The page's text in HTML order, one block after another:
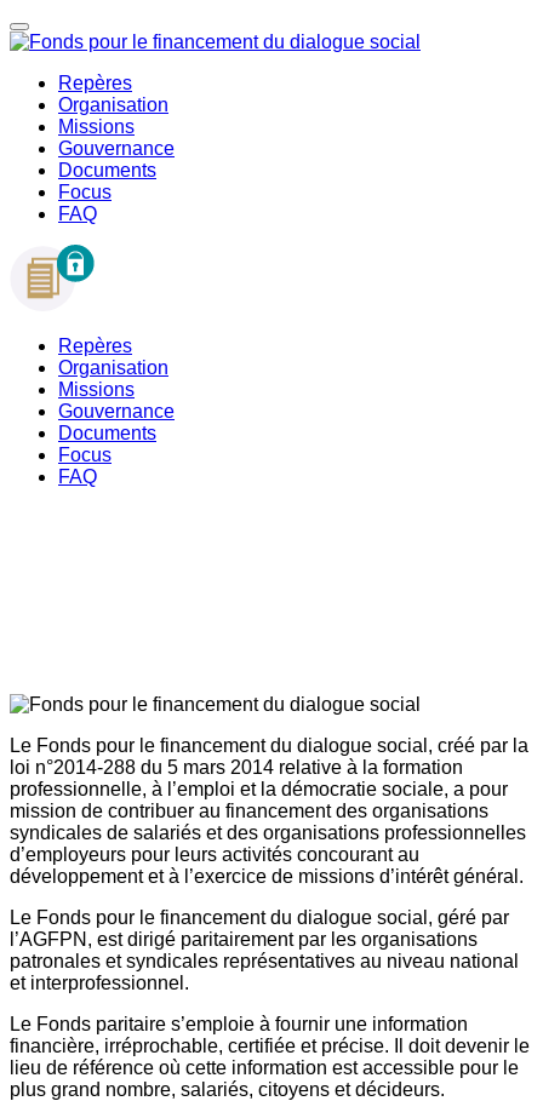
Repères
Organisation
Missions
Gouvernance
Documents
Focus
FAQ
Repères
Organisation
Missions
Gouvernance
Documents
Focus
FAQ
Le Fonds pour le financement du dialogue social, créé par la
loi n°2014-288 du 5 mars 2014 relative à la formation
professionnelle, à l’emploi et la démocratie sociale, a pour
mission de contribuer au financement des organisations
syndicales de salariés et des organisations professionnelles
d’employeurs pour leurs activités concourant au
développement et à l’exercice de missions d’intérêt général.
Le Fonds pour le financement du dialogue social, géré par
l’AGFPN, est dirigé paritairement par les organisations
patronales et syndicales représentatives au niveau national
et interprofessionnel.
Le Fonds paritaire s’emploie à fournir une information
financière, irréprochable, certifiée et précise. Il doit devenir le
lieu de référence où cette information est accessible pour le
plus grand nombre, salariés, citoyens et décideurs.